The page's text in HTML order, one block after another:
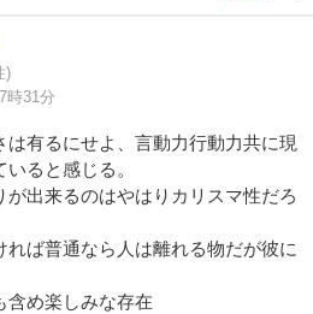
)
時31分
は有るにせよ、言動力行動力共に現
ると感じる。
が出来るのはやはりカリスマ性だろ
ば普通なら人は離れる物だが彼に
含め楽しみな存在